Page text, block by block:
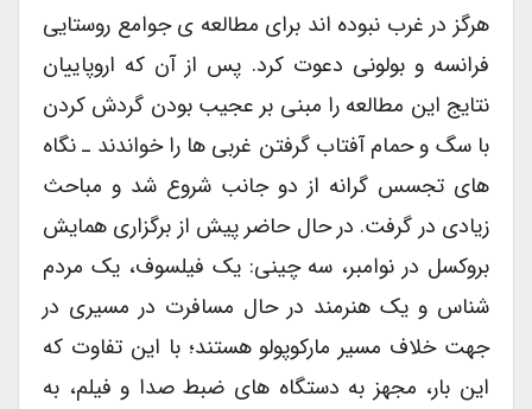
هرگز در غرب نبوده اند برای مطالعه ی جوامع روستایی
فرانسه و بولونی دعوت کرد. پس از آن که اروپاییان
نتایج این مطالعه را مبنی بر عجیب بودن گردش کردن
با سگ و حمام آفتاب گرفتن غربی ها را خواندند ـ نگاه
های تجسس گرانه از دو جانب شروع شد و مباحث
زیادی در گرفت. در حال حاضر پیش از برگزاری همایش
بروکسل در نوامبر، سه چینی: یک فیلسوف، یک مردم
شناس و یک هنرمند در حال مسافرت در مسیری در
جهت خلاف مسیر مارکوپولو هستند؛ با این تفاوت که
این بار، مجهز به دستگاه های ضبط صدا و فیلم، به